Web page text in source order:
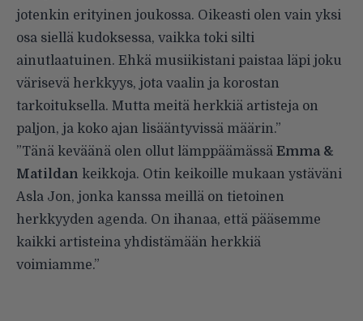
jotenkin erityinen joukossa. Oikeasti olen vain yksi
osa siellä kudoksessa, vaikka toki silti
ainutlaatuinen. Ehkä musiikistani paistaa läpi joku
värisevä herkkyys, jota vaalin ja korostan
tarkoituksella. Mutta meitä herkkiä artisteja on
paljon, ja koko ajan lisääntyvissä määrin.”
”Tänä keväänä olen ollut lämppäämässä Emma &
Matildan keikkoja. Otin keikoille mukaan ystäväni
Asla Jon, jonka kanssa meillä on tietoinen
herkkyyden agenda. On ihanaa, että pääsemme
kaikki artisteina yhdistämään herkkiä
voimiamme.”